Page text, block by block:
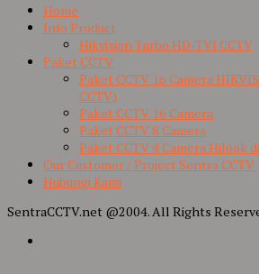
Home
Info Product
Hikvision Turbo HD-TVI CCTV
Paket CCTV
Paket CCTV 16 Camera
CCTV)
Paket CCTV 16 Camera
Paket CCTV 8 Camera
Paket CCTV 4 Camera Hilook
Our Customer / Project Sentra CCTV
Hubungi Kami
SentraCCTV.net @2004. All Rights